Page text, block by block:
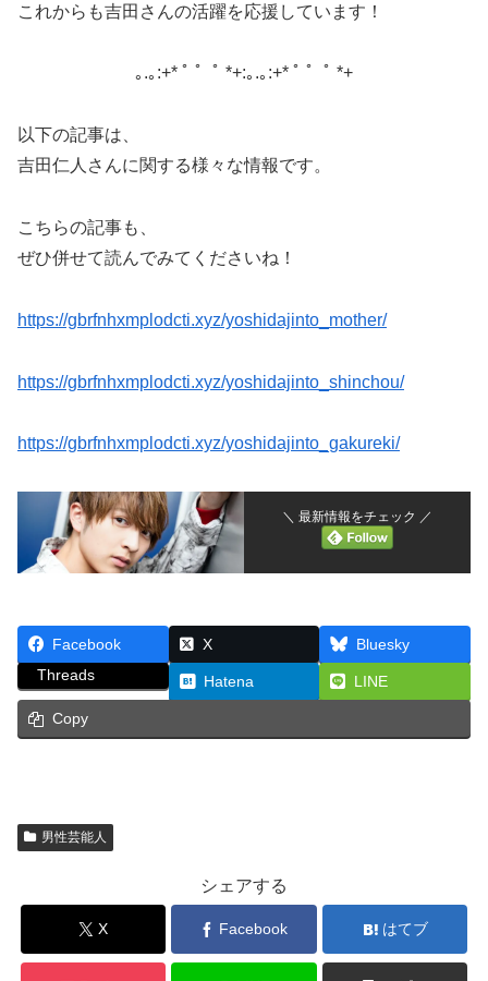
これからも吉田さんの活躍を応援しています！
｡.｡:+* ﾟ ゜ﾟ *+:｡.｡:+* ﾟ ゜ﾟ *+
以下の記事は、
吉田仁人さんに関する様々な情報です。
こちらの記事も、
ぜひ併せて読んでみてくださいね！
https://gbrfnhxmplodcti.xyz/yoshidajinto_mother/
https://gbrfnhxmplodcti.xyz/yoshidajinto_shinchou/
https://gbrfnhxmplodcti.xyz/yoshidajinto_gakureki/
＼ 最新情報をチェック ／
Facebook X
Bluesky
Threads
Hatena LINE
Copy
男性芸能人
シェアする
X Facebook はてブ